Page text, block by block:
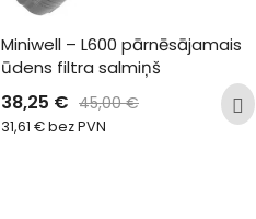
Miniwell – L600 pārnēsājamais
ūdens filtra salmiņš
38,25 € 45,00€
31,61 €bez PVN